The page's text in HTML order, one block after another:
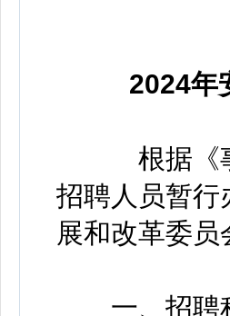
2024年
根据《事业
招聘人员暂行
展和改革委
一、招聘